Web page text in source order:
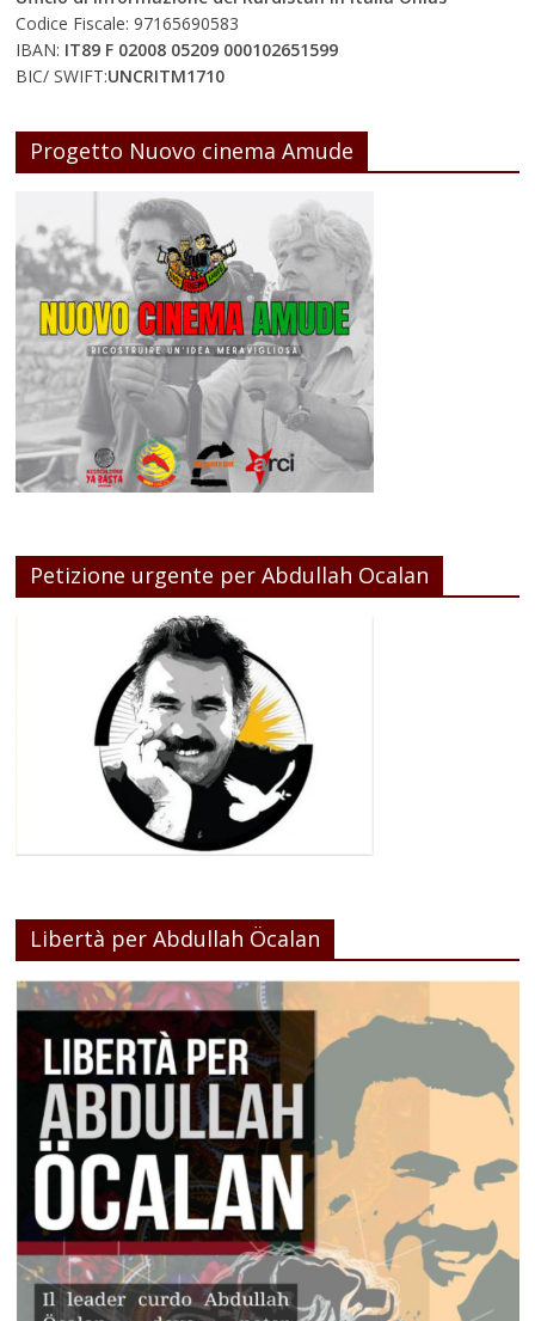
Codice Fiscale: 97165690583
IBAN: IT89 F 02008 05209 000102651599
BIC/ SWIFT:UNCRITM1710
Progetto Nuovo cinema Amude
Petizione urgente per Abdullah Ocalan
Libertà per Abdullah Öcalan